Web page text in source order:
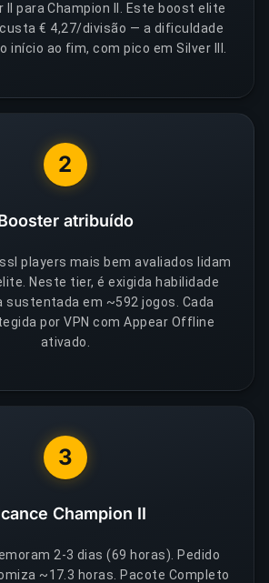
II para Champion II. Este boost elite
€ 4,27/divisão — a dificuldade
início ao fim, com pico em Silver III.
2
atribuído
players mais bem avaliados lidam
Neste tier, é exigida habilidade
sustentada em ~592 jogos. Cada
por VPN com Appear Offline
ativado.
3
Champion II
2-3 dias (69 horas). Pedido
~17.3 horas. Pacote Completo